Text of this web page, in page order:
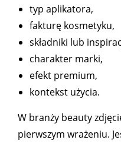
typ aplikatora,
fakturę kosmetyku,
składniki lub
charakter marki,
efekt premium,
kontekst użycia.
W branży beauty
pierwszym wrażeniu.